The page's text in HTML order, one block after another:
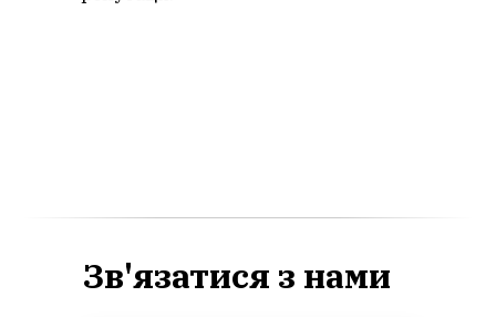
Зв'язатися з нами